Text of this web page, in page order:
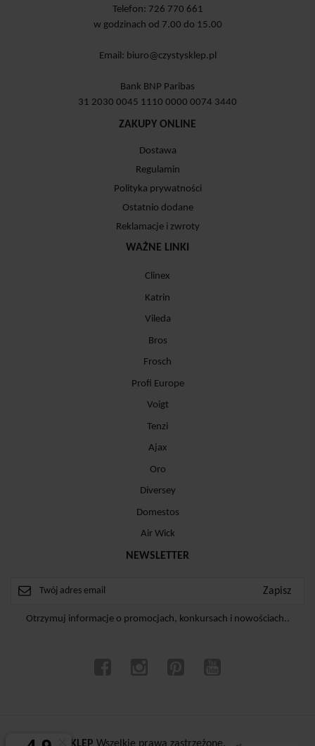
Telefon: 726 770 661
w godzinach od 7.00 do 15.00
Email: biuro@czystysklep.pl
Bank BNP Paribas
31 2030 0045 1110 0000 0074 3440
ZAKUPY ONLINE
Dostawa
Regulamin
Polityka prywatności
Ostatnio dodane
Reklamacje i zwroty
WAŻNE LINKI
Clinex
Katrin
Vileda
Bros
Frosch
Profi Europe
Voigt
Tenzi
Ajax
Oro
Diversey
Domestos
Air Wick
NEWSLETTER
Otrzymuj informacje o promocjach, konkursach i nowościach..